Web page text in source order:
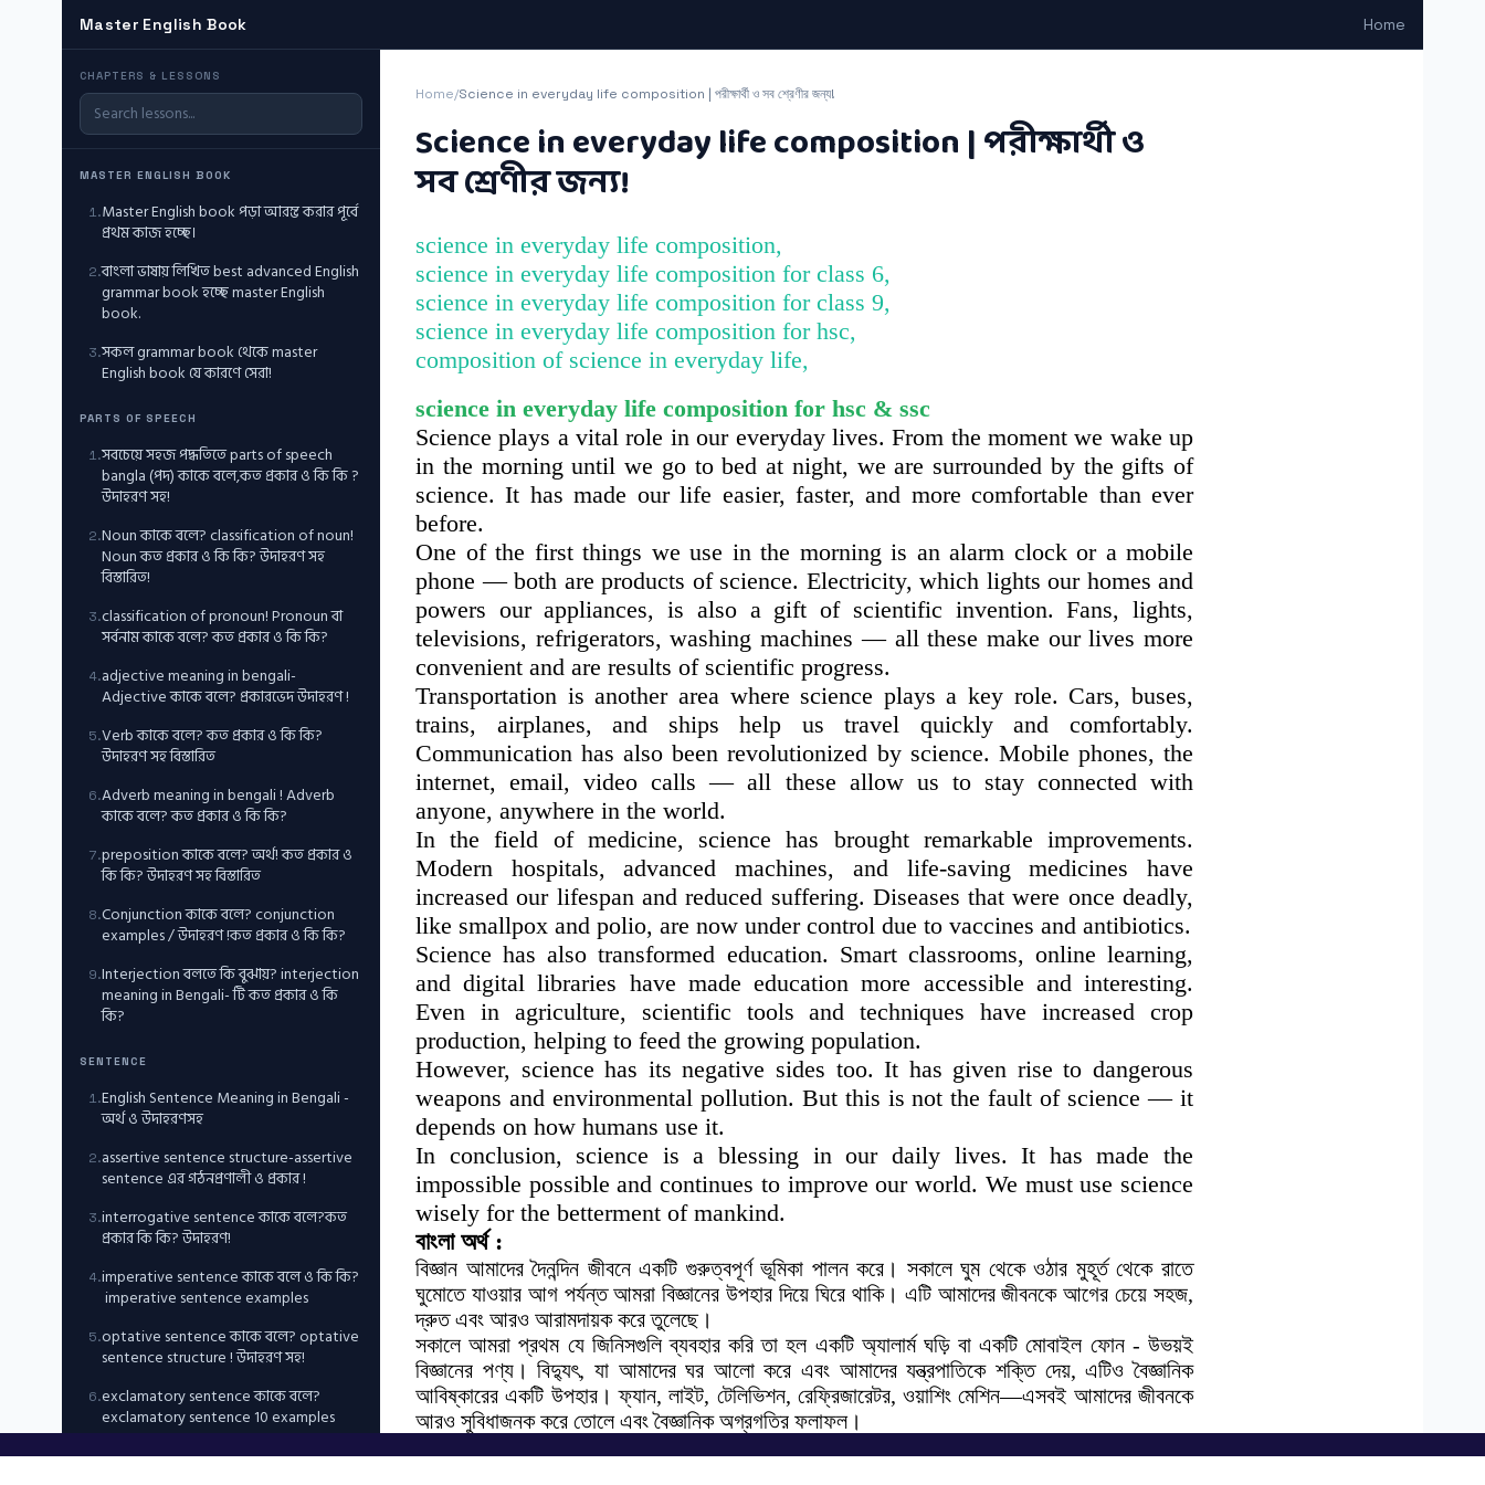
Master English Book Home
CHAPTERS & LESSONS
MASTER ENGLISH BOOK
1.Master English book পড়া আরম্ভ করার পূর্বে
প্রথম কাজ হচ্ছে।
2.বাংলা ভাষায় লিখিত best advanced English
grammar book হচ্ছে master English
book.
3.সকল grammar book থেকে master
English book যে কারণে সেরা!
PARTS OF SPEECH
1.সবচেয়ে সহজ পদ্ধতিতে parts of speech
bangla (পদ) কাকে বলে,কত প্রকার ও কি কি ?
উদাহরণ সহ!
2.Noun কাকে বলে? classification of noun!
Noun কত প্রকার ও কি কি? উদাহরণ সহ
বিস্তারিত!
3.classification of pronoun! Pronoun বা
সর্বনাম কাকে বলে? কত প্রকার ও কি কি?
4.adjective meaning in bengali-
Adjective কাকে বলে? প্রকারভেদ উদাহরণ !
5.Verb কাকে বলে? কত প্রকার ও কি কি?
উদাহরণ সহ বিস্তারিত
6.Adverb meaning in bengali ! Adverb
কাকে বলে? কত প্রকার ও কি কি?
7.preposition কাকে বলে? অর্থ! কত প্রকার ও
কি কি? উদাহরণ সহ বিস্তারিত
8.Conjunction কাকে বলে? conjunction
examples / উদাহরণ !কত প্রকার ও কি কি?
9.Interjection বলতে কি বুঝায়? interjection
meaning in Bengali- টি কত প্রকার ও কি
কি?
SENTENCE
1.English Sentence Meaning in Bengali -
অর্থ ও উদাহরণসহ
2.assertive sentence structure-assertive
sentence এর গঠনপ্রণালী ও প্রকার !
3.interrogative sentence কাকে বলে?কত
প্রকার কি কি? উদাহরণ!
4.imperative sentence কাকে বলে ও কি কি?
imperative sentence examples
5.optative sentence কাকে বলে? optative
sentence structure ! উদাহরণ সহ!
6.exclamatory sentence কাকে বলে?
exclamatory sentence 10 examples
Home/Science in everyday life composition | পরীক্ষার্থী ও সব শ্রেণীর জন্য!
Science in everyday life composition | পরীক্ষার্থী ও
সব শ্রেণীর জন্য!
science in everyday life composition​,
science in everyday life composition for class 6​,
science in everyday life composition for class 9​,
science in everyday life composition for hsc​,
composition of science in everyday life​,
science in everyday life composition for hsc ​& ssc
Science plays a vital role in our everyday lives. From the moment we wake up
in the morning until we go to bed at night, we are surrounded by the gifts of
science. It has made our life easier, faster, and more comfortable than ever
before.
One of the first things we use in the morning is an alarm clock or a mobile
phone — both are products of science. Electricity, which lights our homes and
powers our appliances, is also a gift of scientific invention. Fans, lights,
televisions, refrigerators, washing machines — all these make our lives more
convenient and are results of scientific progress.
Transportation is another area where science plays a key role. Cars, buses,
trains, airplanes, and ships help us travel quickly and comfortably.
Communication has also been revolutionized by science. Mobile phones, the
internet, email, video calls — all these allow us to stay connected with
anyone, anywhere in the world.
In the field of medicine, science has brought remarkable improvements.
Modern hospitals, advanced machines, and life-saving medicines have
increased our lifespan and reduced suffering. Diseases that were once deadly,
like smallpox and polio, are now under control due to vaccines and antibiotics.
Science has also transformed education. Smart classrooms, online learning,
and digital libraries have made education more accessible and interesting.
Even in agriculture, scientific tools and techniques have increased crop
production, helping to feed the growing population.
However, science has its negative sides too. It has given rise to dangerous
weapons and environmental pollution. But this is not the fault of science — it
depends on how humans use it.
In conclusion, science is a blessing in our daily lives. It has made the
impossible possible and continues to improve our world. We must use science
wisely for the betterment of mankind.
বাংলা অর্থ :
বিজ্ঞান আমাদের দৈনন্দিন জীবনে একটি গুরুত্বপূর্ণ ভূমিকা পালন করে। সকালে ঘুম থেকে ওঠার মুহূর্ত থেকে রাতে
ঘুমোতে যাওয়ার আগ পর্যন্ত আমরা বিজ্ঞানের উপহার দিয়ে ঘিরে থাকি। এটি আমাদের জীবনকে আগের চেয়ে সহজ,
দ্রুত এবং আরও আরামদায়ক করে তুলেছে।
সকালে আমরা প্রথম যে জিনিসগুলি ব্যবহার করি তা হল একটি অ্যালার্ম ঘড়ি বা একটি মোবাইল ফোন - উভয়ই
বিজ্ঞানের পণ্য। বিদ্যুৎ, যা আমাদের ঘর আলো করে এবং আমাদের যন্ত্রপাতিকে শক্তি দেয়, এটিও বৈজ্ঞানিক
আবিষ্কারের একটি উপহার। ফ্যান, লাইট, টেলিভিশন, রেফ্রিজারেটর, ওয়াশিং মেশিন—এসবই আমাদের জীবনকে
আরও সুবিধাজনক করে তোলে এবং বৈজ্ঞানিক অগ্রগতির ফলাফল।